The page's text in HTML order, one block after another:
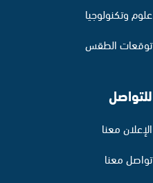
علوم وتكنولوجيا
توقعات الطقس
للتواصل
الإعلان معنا
تواصل معنا